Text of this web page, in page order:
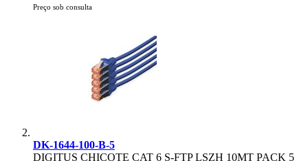
Preço sob consulta
DK-1644-100-B-5
DIGITUS CHICOTE CAT 6 S-FTP LSZH 10MT PACK 5